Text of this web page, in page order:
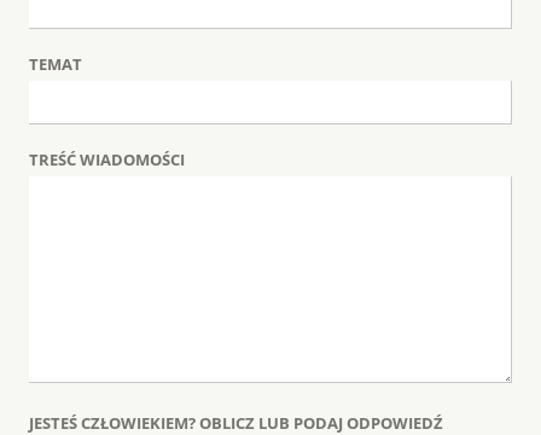
TEMAT
TREŚĆ WIADOMOŚCI
JESTEŚ CZŁOWIEKIEM? OBLICZ LUB PODAJ ODPOWIEDŹ